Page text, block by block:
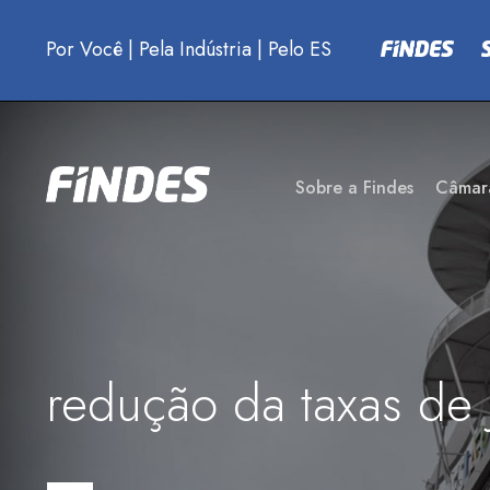
Por Você | Pela Indústria | Pelo ES
Sobre a Findes
redução da taxas